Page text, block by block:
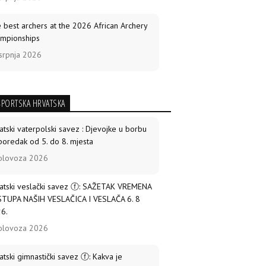
best archers at the 2026 African Archery
2026
to shoot at World Cup Final
2026
retains recurve crown, El Salvador
in compound in Santo Domingo
Damsbo: “Still proud to step onto that
– on making another World Cup Final
2026
Abdelkader turns silver into gold to wrap
HRVATSKA
vaterpolski savez : Djevojke u borbu
od 5. do 8. mjesta
2026
veslački savez ⓕ: SAŽETAK VREMENA
NAŠIH VESLAČICA I VESLAČA 6. 8
2026
gimnastički savez ⓕ: Kakva je